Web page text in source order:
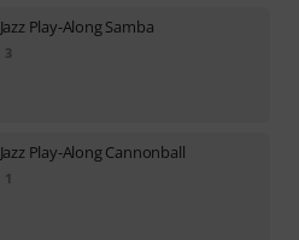
Jazz Play-Along Samba
3
Jazz Play-Along Cannonball
1